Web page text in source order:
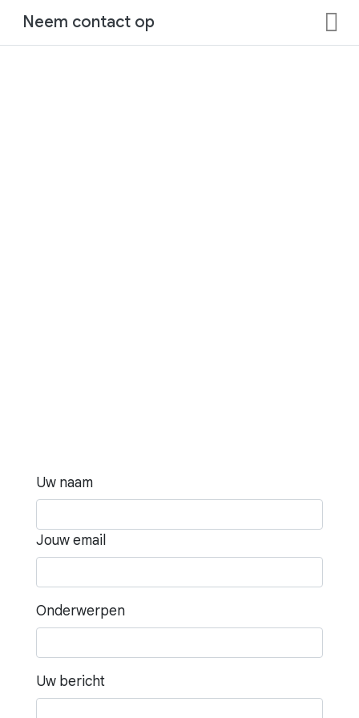
Neem contact op
Uw naam
Jouw email
Onderwerpen
Uw bericht